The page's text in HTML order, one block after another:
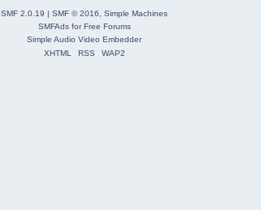
SMF 2.0.19 | SMF © 2016
Simple Machines
SMFAdsforFree Forums
Simple Audio Video Embedder
XHTML
RSS WAP2